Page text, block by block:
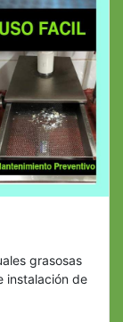
grasosas
de